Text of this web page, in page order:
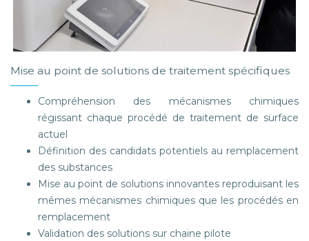
Mise au point de solutions de traitement spécifiques
Compréhension des mécanismes chimiques
régissant chaque procédé de traitement de surface
actuel
Définition des candidats potentiels au remplacement
des substances
Mise au point de solutions innovantes reproduisant les
mêmes mécanismes chimiques que les procédés en
remplacement
Validation des solutions sur chaine pilote